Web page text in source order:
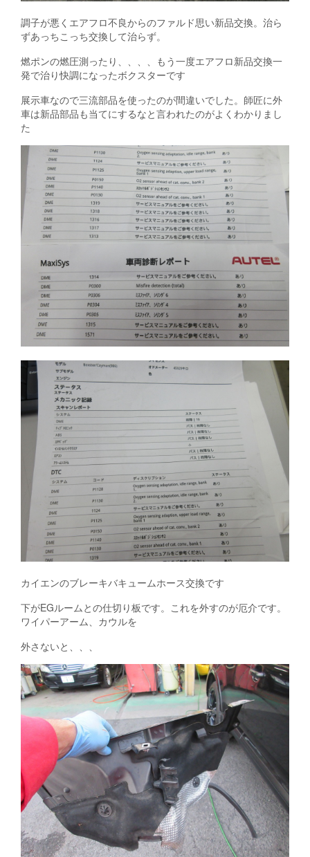
調子が悪くエアフロ不良からのファルド思い新品交換。治ら
ずあっちこっち交換して治らず。
燃ポンの燃圧測ったり、、、、もう一度エアフロ新品交換一
発で治り快調になったボクスターです
展示車なので三流部品を使ったのが間違いでした。師匠に外
車は新品部品も当てにするなと言われたのがよくわかりまし
た
カイエンのブレーキバキュームホース交換です
下がEGルームとの仕切り板です。これを外すのが厄介です。
ワイパーアーム、カウルを
外さないと、、、